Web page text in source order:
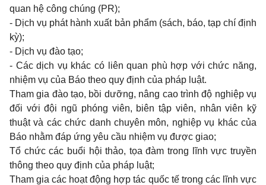
quan hệ công chúng (PR);
- Dịch vụ phát hành xuất bản phẩm (sách, báo, tạp chí định
kỳ);
- Dịch vụ đào tạo;
- Các dịch vụ khác có liên quan phù hợp với chức năng,
nhiệm vụ của Báo theo quy định của pháp luật.
Tham gia đào tạo, bồi dưỡng, nâng cao trình độ nghiệp vụ
đối với đội ngũ phóng viên, biên tập viên, nhân viên kỹ
thuật và các chức danh chuyên môn, nghiệp vụ khác của
Báo nhằm đáp ứng yêu cầu nhiệm vụ được giao;
Tổ chức các buổi hội thảo, tọa đàm trong lĩnh vực truyền
thông theo quy định của pháp luật;
Tham gia các hoạt động hợp tác quốc tế trong các lĩnh vực